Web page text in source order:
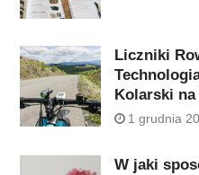
Liczniki
Kolarski
1 grudnia
W jaki